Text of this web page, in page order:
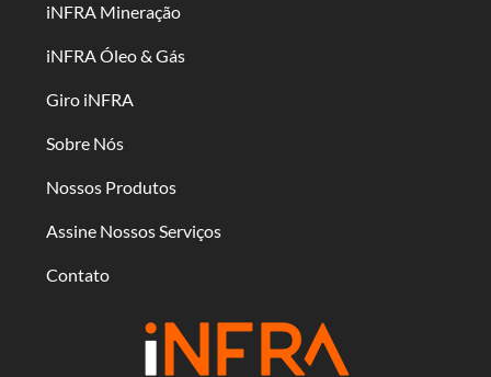
iNFRA Mineração
iNFRA Óleo & Gás
Giro iNFRA
Sobre Nós
Nossos Produtos
Assine Nossos Serviços
Contato